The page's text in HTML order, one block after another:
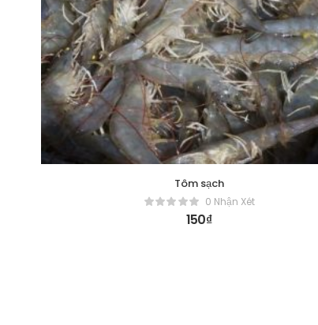
Tôm sạch
0 Nhận Xét
150₫